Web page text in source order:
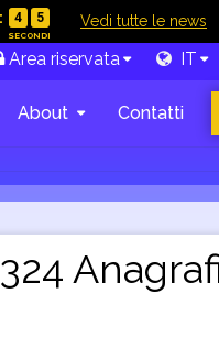
4 4 Vedi tutte le news
Area riservata IT
About Contatti
324